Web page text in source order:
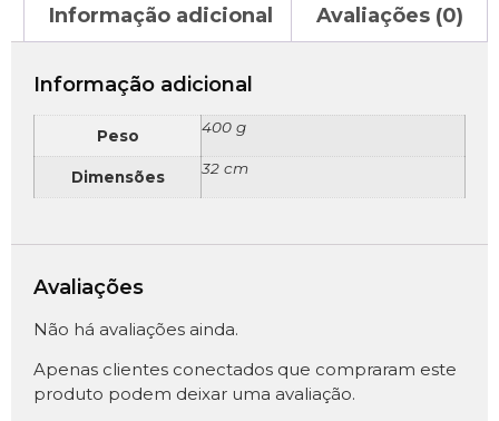
Informação adicional Avaliações (0)
Informação adicional
Peso 400 g
Dimensões 32 cm
Avaliações
Não há avaliações ainda.
Apenas clientes conectados que compraram este
produto podem deixar uma avaliação.